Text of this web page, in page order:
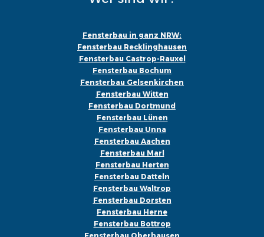
Fensterbau in ganz NRW:
Fensterbau Recklinghausen
Fensterbau Castrop-Rauxel
Fensterbau Bochum
Fensterbau Gelsenkirchen
Fensterbau Witten
Fensterbau Dortmund
Fensterbau Lünen
Fensterbau Unna
Fensterbau Aachen
Fensterbau Marl
Fensterbau Herten
Fensterbau Datteln
Fensterbau Waltrop
Fensterbau Dorsten
Fensterbau Herne
Fensterbau Bottrop
Fensterbau Oberhausen